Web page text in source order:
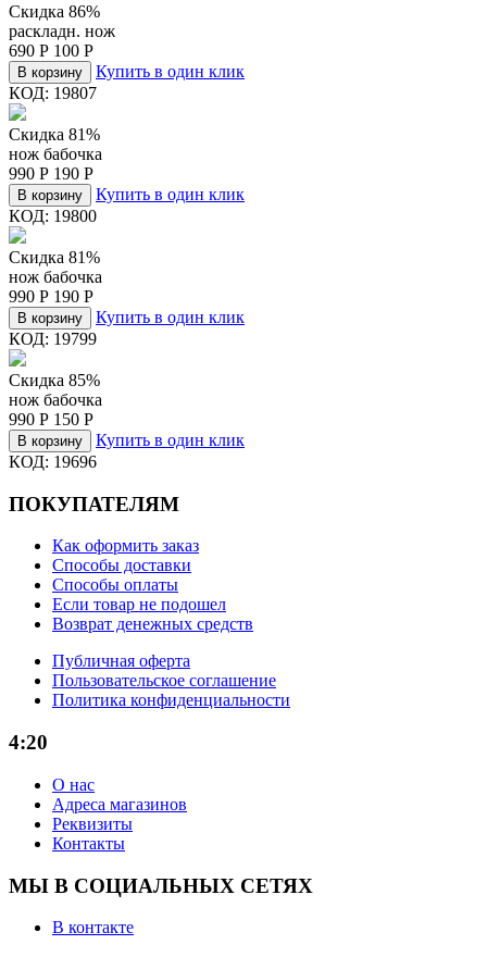
Скидка 86%
раскладн. нож
690 Р 100 Р
В корзину
Купить в один клик
КОД: 19807
Скидка 81%
нож бабочка
990 Р 190 Р
В корзину
Купить в один клик
КОД: 19800
Скидка 81%
нож бабочка
990 Р 190 Р
В корзину
Купить в один клик
КОД: 19799
Скидка 85%
нож бабочка
990 Р 150 Р
В корзину
Купить в один клик
КОД: 19696
ПОКУПАТЕЛЯМ
Как оформить заказ
Способы доставки
Способы оплаты
Если товар не подошел
Возврат денежных средств
Публичная оферта
Пользовательское соглашение
Политика конфиденциальности
4:20
О нас
Адреса магазинов
Реквизиты
Контакты
МЫ В СОЦИАЛЬНЫХ СЕТЯХ
В контакте